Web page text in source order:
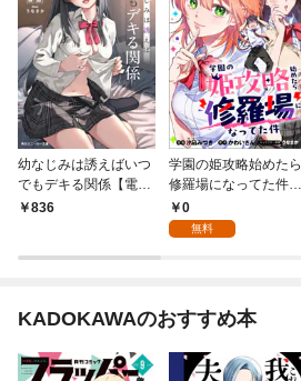
幼なじみは誘えばいつ
でもデキる関係【電子
特別版】
836
学園の姫攻略始めたら
修羅場になってた件
【分冊版】（コミッ
ク） １話
0
無料
KADOKAWAのおすすめ本